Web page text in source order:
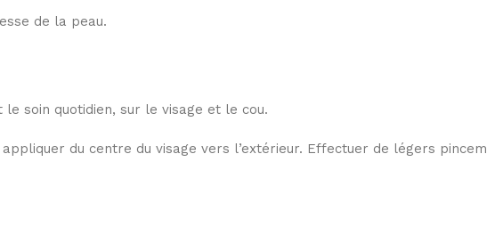
de la peau.
soin quotidien, sur le visage et le cou.
du centre du visage vers l’extérieur. Effectuer de légers